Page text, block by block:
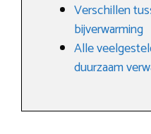
Verschillen
bijverwarming
Alle
duurzaam